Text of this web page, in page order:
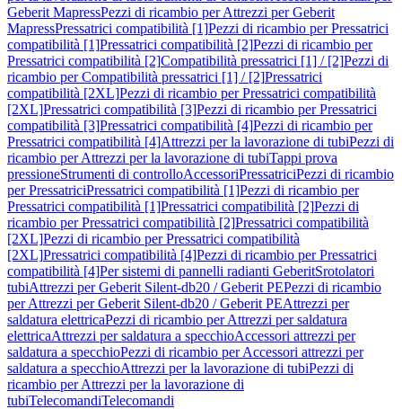
Geberit MapressPezzi di ricambio per Attrezzi per Geberit
MapressPressatrici compatibilità [1]Pezzi di ricambio per Pressatrici
compatibilità [1]Pressatrici compatibilità [2]Pezzi di ricambio per
Pressatrici compatibilità [2]Compatibilità pressatrici [1] / [2]Pezzi di
ricambio per Compatibilità pressatrici [1] / [2]Pressatrici
compatibilità [2XL]Pezzi di ricambio per Pressatrici compatibilità
[2XL]Pressatrici compatibilità [3]Pezzi di ricambio per Pressatrici
compatibilità [3]Pressatrici compatibilità [4]Pezzi di ricambio per
Pressatrici compatibilità [4]Attrezzi per la lavorazione di tubiPezzi di
ricambio per Attrezzi per la lavorazione di tubiTappi prova
pressioneStrumenti di controlloAccessoriPressatriciPezzi di ricambio
per PressatriciPressatrici compatibilità [1]Pezzi di ricambio per
Pressatrici compatibilità [1]Pressatrici compatibilità [2]Pezzi di
ricambio per Pressatrici compatibilità [2]Pressatrici compatibilità
[2XL]Pezzi di ricambio per Pressatrici compatibilità
[2XL]Pressatrici compatibilità [4]Pezzi di ricambio per Pressatrici
compatibilità [4]Per sistemi di pannelli radianti GeberitSrotolatori
tubiAttrezzi per Geberit Silent-db20 / Geberit PEPezzi di ricambio
per Attrezzi per Geberit Silent-db20 / Geberit PEAttrezzi per
saldatura elettricaPezzi di ricambio per Attrezzi per saldatura
elettricaAttrezzi per saldatura a specchioAccessori attrezzi per
saldatura a specchioPezzi di ricambio per Accessori attrezzi per
saldatura a specchioAttrezzi per la lavorazione di tubiPezzi di
ricambio per Attrezzi per la lavorazione di
tubiTelecomandiTelecomandi